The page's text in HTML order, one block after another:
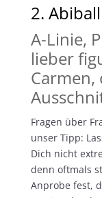
2.
A-Linie,
lieber
Carmen,
Fragen über
unser Tipp:
Dich nicht
denn oftmals
Anprobe fest,